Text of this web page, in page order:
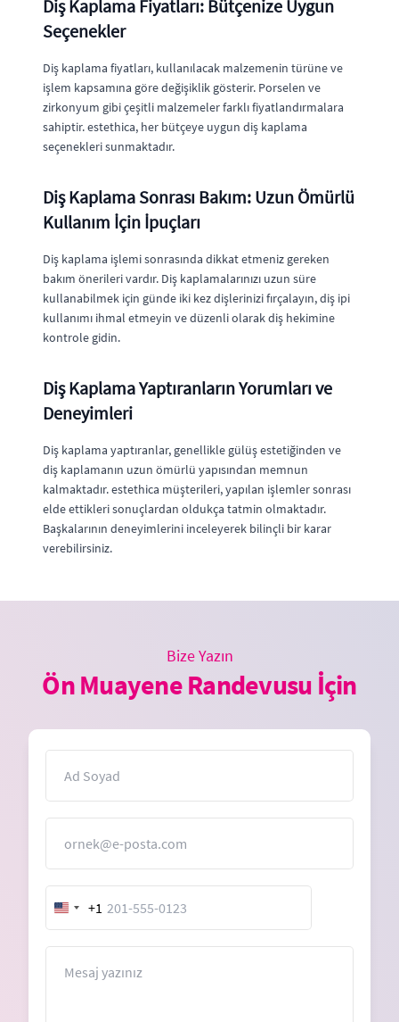
Diş Kaplama Fiyatları: Bütçenize Uygun
Seçenekler
Diş kaplama fiyatları, kullanılacak malzemenin türüne ve
işlem kapsamına göre değişiklik gösterir. Porselen ve
zirkonyum gibi çeşitli malzemeler farklı fiyatlandırmalara
sahiptir. estethica, her bütçeye uygun diş kaplama
seçenekleri sunmaktadır.
Diş Kaplama Sonrası Bakım: Uzun Ömürlü
Kullanım İçin İpuçları
Diş kaplama işlemi sonrasında dikkat etmeniz gereken
bakım önerileri vardır. Diş kaplamalarınızı uzun süre
kullanabilmek için günde iki kez dişlerinizi fırçalayın, diş ipi
kullanımı ihmal etmeyin ve düzenli olarak diş hekimine
kontrole gidin.
Diş Kaplama Yaptıranların Yorumları ve
Deneyimleri
Diş kaplama yaptıranlar, genellikle gülüş estetiğinden ve
diş kaplamanın uzun ömürlü yapısından memnun
kalmaktadır. estethica müşterileri, yapılan işlemler sonrası
elde ettikleri sonuçlardan oldukça tatmin olmaktadır.
Başkalarının deneyimlerini inceleyerek bilinçli bir karar
verebilirsiniz.
Bize Yazın
Ön Muayene Randevusu İçin
United
States
+1